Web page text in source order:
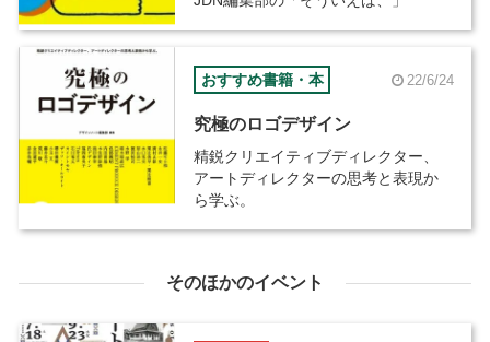
おすすめ書籍・本 22/6/24
究極のロゴデザイン
精鋭クリエイティブディレクター、
アートディレクターの思考と表現か
ら学ぶ。
そのほかのイベント